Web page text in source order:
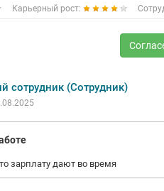
Карьерный рост:
сотрудник (Сотрудник)
зарплату дают во время